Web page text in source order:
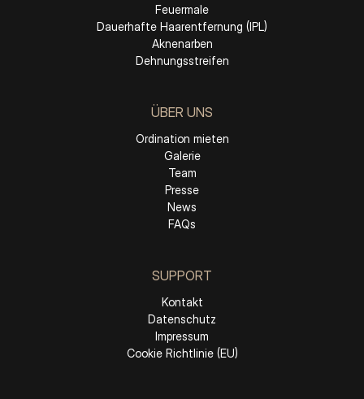
Feuermale
Dauerhafte Haarentfernung (IPL)
Aknenarben
Dehnungsstreifen
ÜBER UNS
Ordination mieten
Galerie
Team
Presse
News
FAQs
SUPPORT
Kontakt
Datenschutz
Impressum
Cookie Richtlinie (EU)